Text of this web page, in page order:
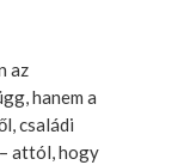
az
hanem a
családi
attól, hogy